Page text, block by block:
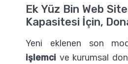
Ek Yüz Bin Web
Kapasitesi İçin,
Yeni eklenen son
işlemci ve kurumsal